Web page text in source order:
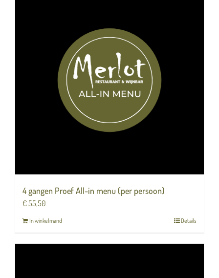
4 gangen Proef All-in menu (per persoon)
€55,50
In winkelmand Details